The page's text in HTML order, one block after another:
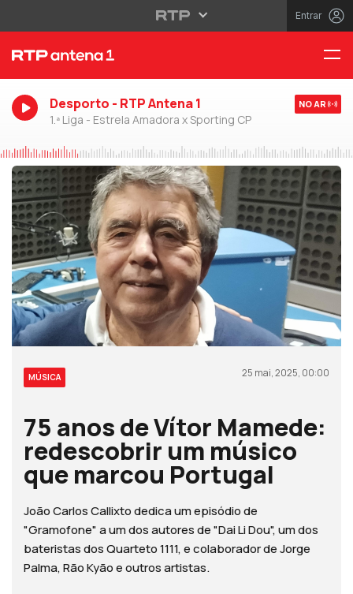
Entrar
Desporto - RTP Antena 1
1.ª Liga - Estrela Amadora x Sporting CP
NO AR
MÚSICA 25 mai, 2025, 00:00
75 anos de Vítor Mamede:
redescobrir um músico
que marcou Portugal
João Carlos Callixto dedica um episódio de
"Gramofone" a um dos autores de "Dai Li Dou", um dos
bateristas dos Quarteto 1111, e colaborador de Jorge
Palma, Rão Kyão e outros artistas.